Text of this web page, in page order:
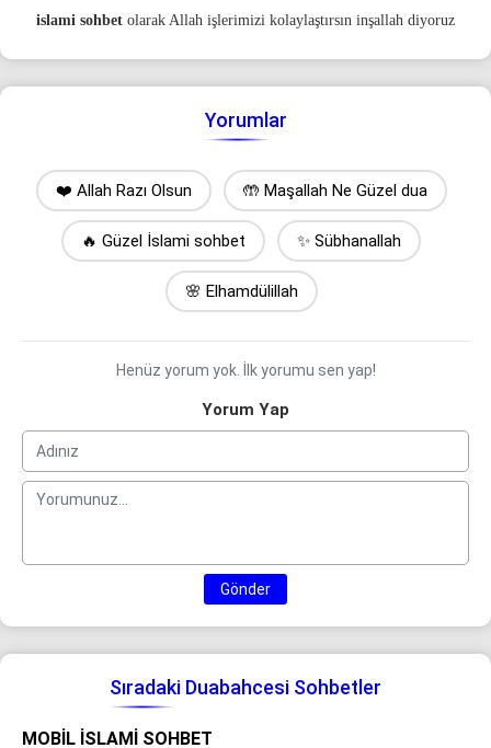
islami sohbet olarak Allah işlerimizi kolaylaştırsın inşallah diyoruz
Yorumlar
❤️ Allah Razı Olsun 🤲 Maşallah Ne Güzel dua
🔥 Güzel İslami sohbet ✨ Sübhanallah
🌸 Elhamdülillah
Henüz yorum yok. İlk yorumu sen yap!
Yorum Yap
Gönder
Sıradaki Duabahcesi Sohbetler
MOBIL İSLAMI SOHBET